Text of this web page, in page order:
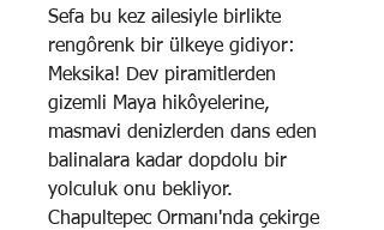
Sefa bu kez ailesiyle birlikte
rengôrenk bir ülkeye gidiyor:
Meksika! Dev piramitlerden
gizemli Maya hikôyelerine,
masmavi denizlerden dans eden
balinalara kadar dopdolu bir
yolculuk onu bekliyor.
Chapultepec Ormanı'nda çekirge